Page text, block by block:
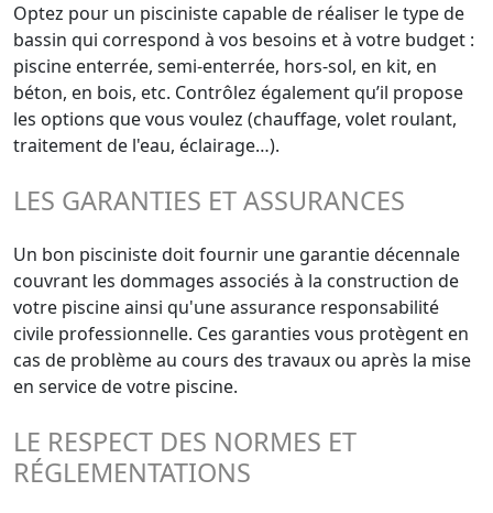
Optez pour un pisciniste capable de réaliser le type de
bassin qui correspond à vos besoins et à votre budget :
piscine enterrée, semi-enterrée, hors-sol, en kit, en
béton, en bois, etc. Contrôlez également qu’il propose
les options que vous voulez (chauffage, volet roulant,
traitement de l'eau, éclairage…).
LES GARANTIES ET ASSURANCES
Un bon pisciniste doit fournir une garantie décennale
couvrant les dommages associés à la construction de
votre piscine ainsi qu'une assurance responsabilité
civile professionnelle. Ces garanties vous protègent en
cas de problème au cours des travaux ou après la mise
en service de votre piscine.
LE RESPECT DES NORMES ET
RÉGLEMENTATIONS